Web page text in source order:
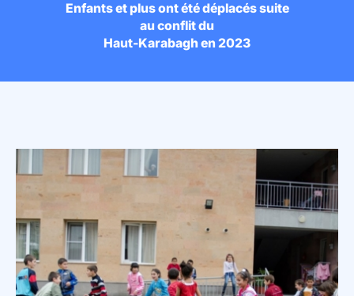
Enfants et plus ont été déplacés suite
au conflit du
Haut-Karabagh en 2023